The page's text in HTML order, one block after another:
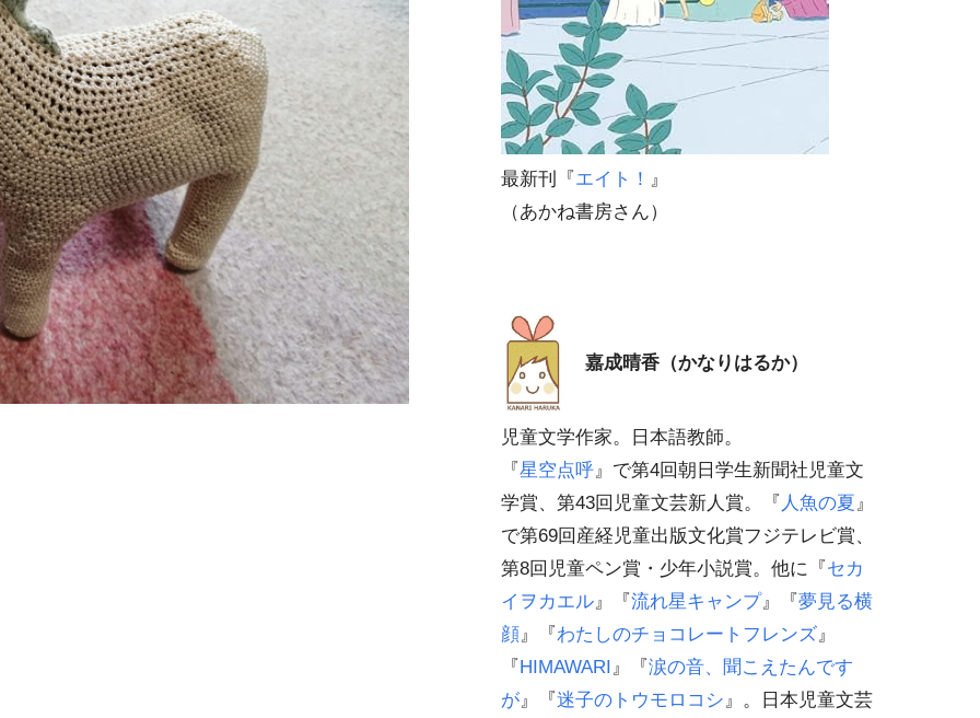
最新刊『エイト！ 』
（あかね書房さん）
嘉成晴香（かなりはるか）
児童文学作家。日本語教師。
『星空点呼』で第4回朝日学生新聞社児童文
学賞、第43回児童文芸新人賞。『 人魚の夏』
で第69回産経児童出版文化賞フジテレビ賞、
第8回児童ペン賞・少年小説賞。他に『セカ
イヲカエル』『流れ星キャンプ』『夢見る横
顔』『わたしのチョコレートフレンズ』
『HIMAWARI』『涙の音、聞こえたんです
が』『迷子のトウモロコシ』。日本児童文芸